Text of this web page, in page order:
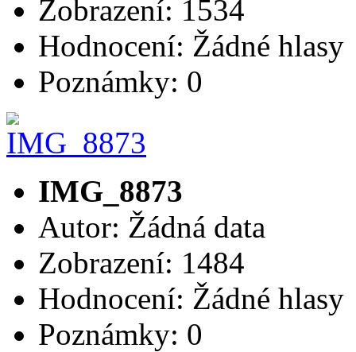
Zobrazení: 1534
Hodnocení: Žádné hlasy
Poznámky: 0
IMG_8873
Autor: Žádná data
Zobrazení: 1484
Hodnocení: Žádné hlasy
Poznámky: 0